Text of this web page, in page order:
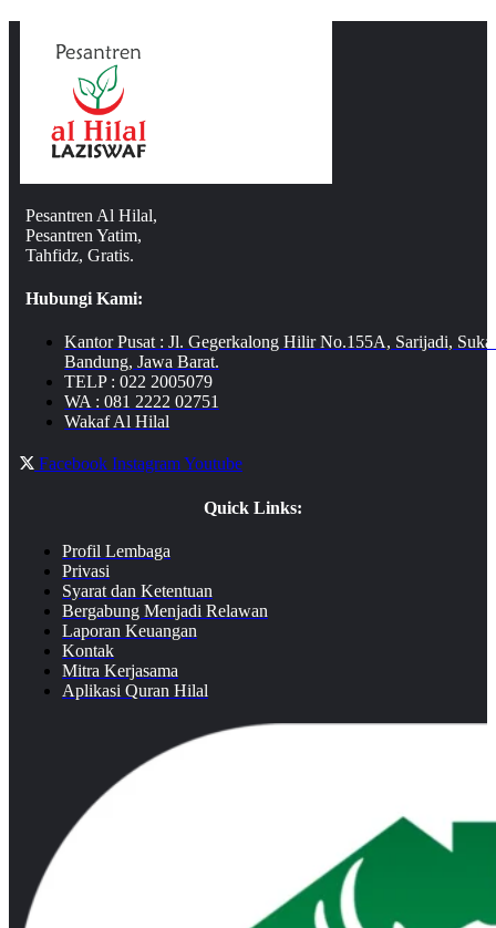
Pesantren Al Hilal,
Pesantren Yatim,
Tahfidz, Gratis.
Hubungi Kami:
Kantor Pusat : Jl. Gegerkalong Hilir No.155A, Sarijadi,
Bandung, Jawa Barat.
TELP : 022 2005079
WA : 081 2222 02751
Wakaf Al Hilal
Facebook InstagramYoutube
Quick Links:
Profil Lembaga
Privasi
Syarat dan Ketentuan
Bergabung Menjadi Relawan
Laporan Keuangan
Kontak
Mitra Kerjasama
Aplikasi Quran Hilal